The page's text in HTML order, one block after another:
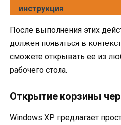
инструкция
После выполнения этих
должен появиться в
сможете открывать ее из
рабочего стола.
Открытие корзины
Windows XP предлагает